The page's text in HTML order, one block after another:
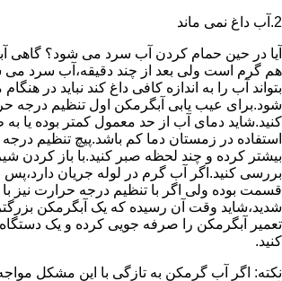
2.آب داغ نمی ماند
آیا در حین حمام کردن آب سرد می شود؟ گاهی
هم گرم است ولی بعد از چند دقیقه،آب سرد می
بتواند آب را به اندازه کافی داغ کند نباید در
شود.برای عیب یابی آبگرمکن اول تنظیم درجه
کنید.شاید دمای آب از حد معمول کمتر بوده یا
استفاده در زمستان دما کم باشد.پیچ تنظیم
بیشتر کرده و چند لحظه صبر کنید.با باز کردن
بررسی کنید.اگر آب گرم در لوله جریان
قسمت بوده ولی اگر با تنظیم درجه حرارت نیز
شدید،شاید وقت آن رسیده که یک آبگرمکن بزرگتر
تعمیر آبگرمکن را صرفه جویی کرده و یک دستگاه
کنید.
نکته: اگر آب گرمکن به تازگی با این مشکل